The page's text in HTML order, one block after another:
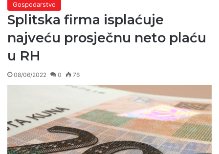
Gospodarstvo
Splitska firma isplaćuje
najveću prosječnu neto plaću
u RH
08/06/2022 0 76